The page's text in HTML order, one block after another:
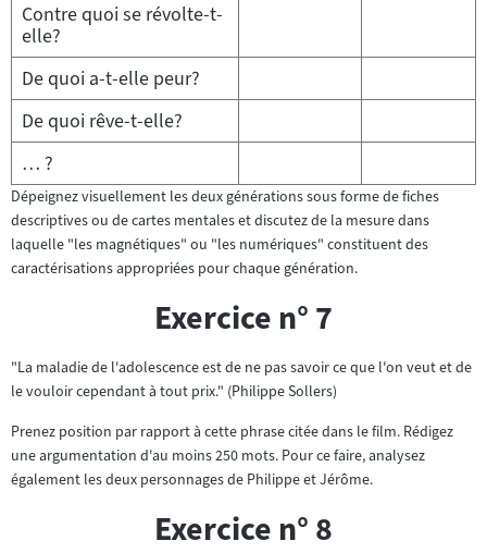
Contre quoi se révolte-t-
elle?
De quoi a-t-elle peur?
De quoi rêve-t-elle?
… ?
Dépeignez visuellement les deux générations sous forme de fiches
descriptives ou de cartes mentales et discutez de la mesure dans
laquelle "les magnétiques" ou "les numériques" constituent des
caractérisations appropriées pour chaque génération.
Exercice n° 7
"La maladie de l'adolescence est de ne pas savoir ce que l'on veut et de
le vouloir cependant à tout prix." (Philippe Sollers)
Prenez position par rapport à cette phrase citée dans le film. Rédigez
une argumentation d'au moins 250 mots. Pour ce faire, analysez
également les deux personnages de Philippe et Jérôme.
Exercice n° 8